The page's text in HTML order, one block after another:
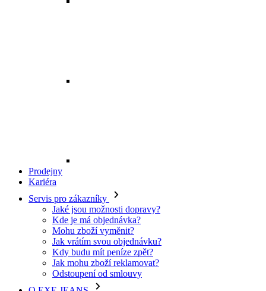
Mohu zboží vyměnit?
Jak vrátím svou objednávku?
Kdy budu mít peníze zpět?
Jak mohu zboží reklamovat?
Odstoupení od smlouvy
O EXE JEANS
O nás
Kontakt
Prodejny
Ochrana osobních údajů
Všeobecné obchodní podmínky
Kariéra